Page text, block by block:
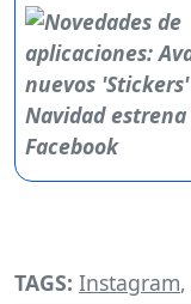
TAGS: Instagram,